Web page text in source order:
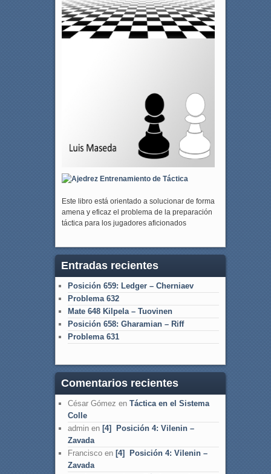
Este libro está orientado a solucionar de forma
amena y eficaz el problema de la preparación
táctica para los jugadores aficionados
Entradas recientes
Posición 659: Ledger – Cherniaev
Problema 632
Mate 648 Kilpela – Tuovinen
Posición 658: Gharamian – Riff
Problema 631
Comentarios recientes
César Gómez en Táctica en el Sistema
Colle
adminen [4] Posición 4: Vilenin –
Zavada
Franciscoen [4] Posición 4: Vilenin –
Zavada